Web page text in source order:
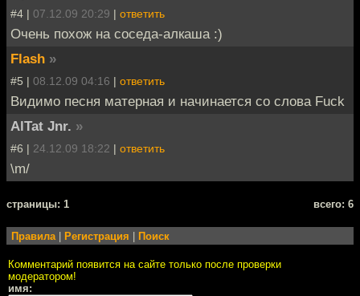
#4 | 07.12.09 20:29 | ответить
Очень похож на соседа-алкаша :)
Flash »
#5 | 08.12.09 04:16 | ответить
Видимо песня матерная и начинается со слова Fuck
AlTat Jnr. »
#6 | 24.12.09 18:22 | ответить
\m/
cтраницы: 1 всего: 6
Правила| Регистрация Поиск
Комментарий появится на сайте только после проверки
модератором!
имя: